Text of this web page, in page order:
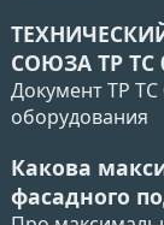
СОЮЗА ТР ТС
Документ ТР
оборудования
Какова
фасадного